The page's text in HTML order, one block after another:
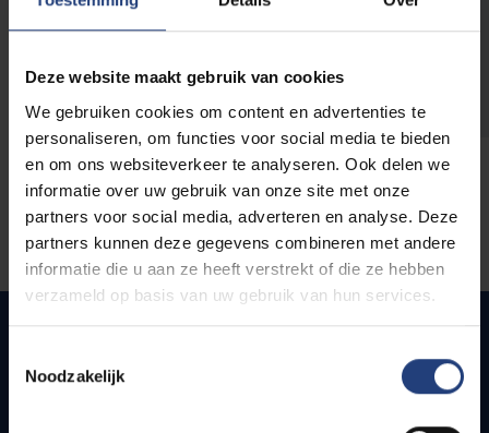
Deze website maakt gebruik van cookies
We gebruiken cookies om content en advertenties te
personaliseren, om functies voor social media te bieden
en om ons websiteverkeer te analyseren. Ook delen we
informatie over uw gebruik van onze site met onze
partners voor social media, adverteren en analyse. Deze
partners kunnen deze gegevens combineren met andere
informatie die u aan ze heeft verstrekt of die ze hebben
verzameld op basis van uw gebruik van hun services.
Noodzakelijk
Quick links